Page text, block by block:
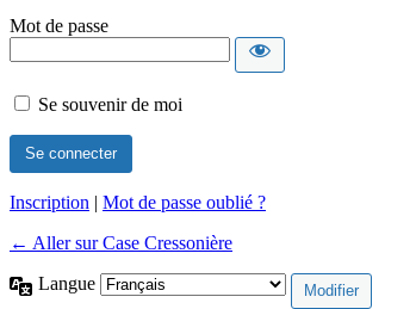
Mot de passe
Se souvenir de moi
Inscription | Mot de passe oublié ?
← Aller sur Case Cressonière
Langue